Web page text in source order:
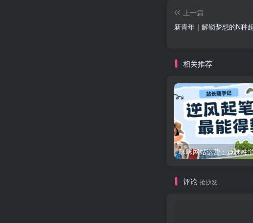
上一篇
新青年｜解锁梦想的N种
相关推荐
评论 抢沙发